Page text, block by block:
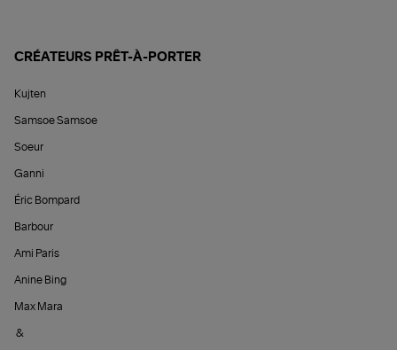
CRÉATEURS PRÊT-À-PORTER
Kujten
Samsoe Samsoe
Soeur
Ganni
Éric Bompard
Barbour
Ami Paris
Anine Bing
Max Mara
&